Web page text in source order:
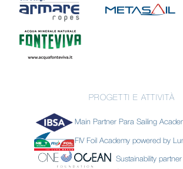
PROGETTI E ATTIVITÀ
Main Partner Para Sailing
FIV Foil Academy powered by
Sustainability partner